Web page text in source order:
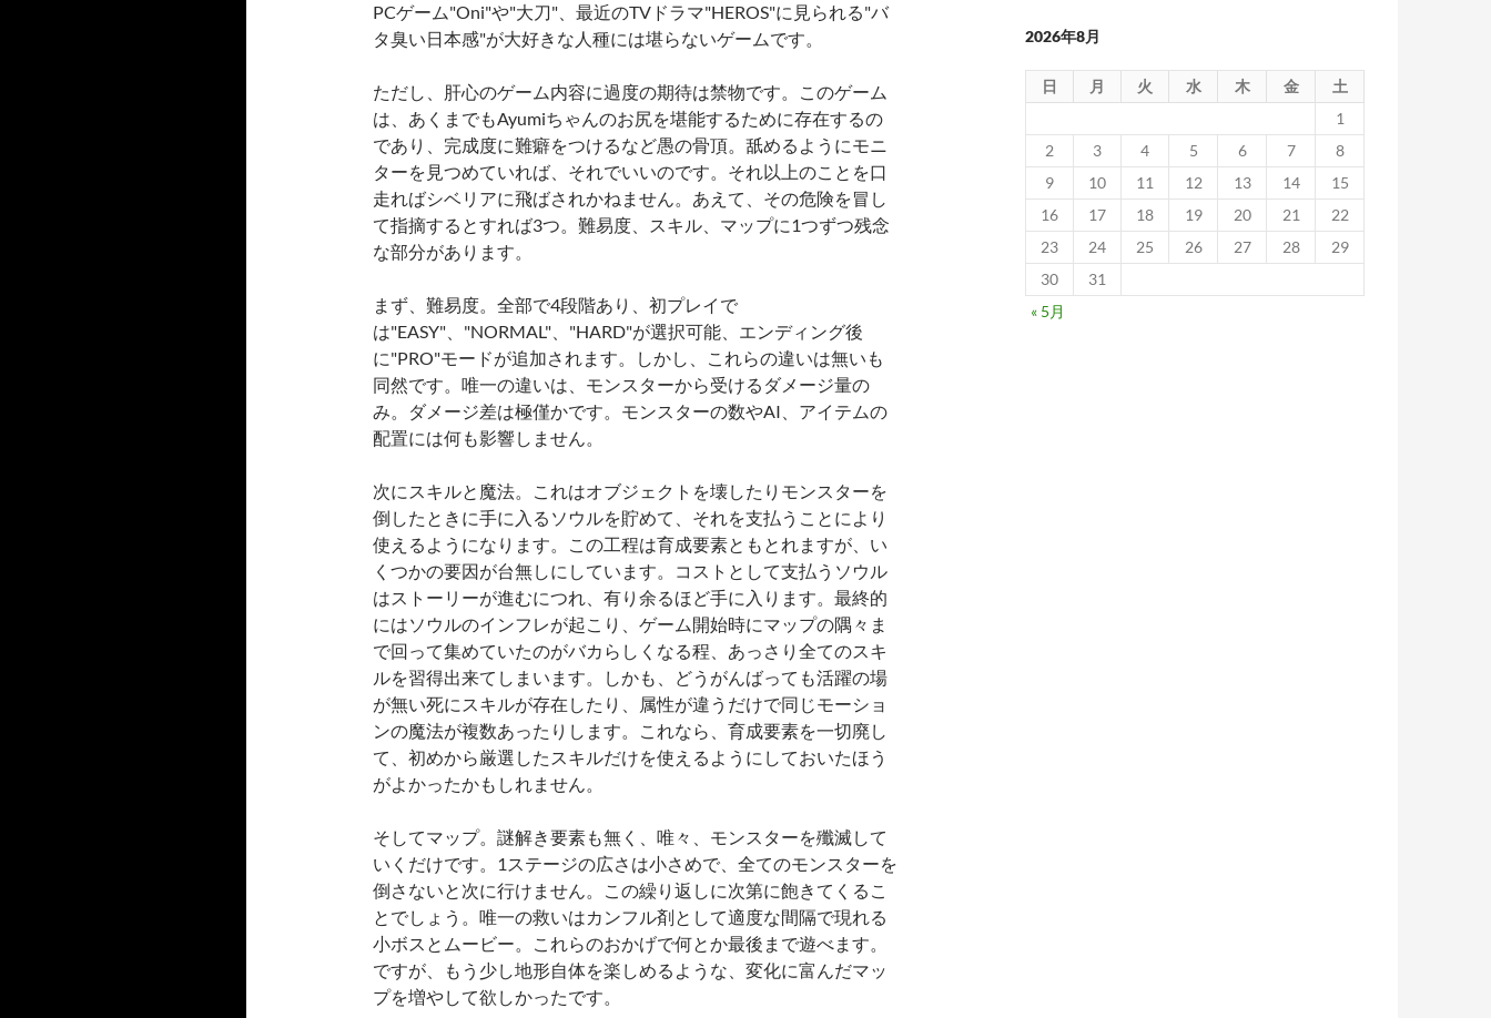
PCゲーム"Oni"や"大刀"、最近のTVドラマ"HEROS"に見られる"バ
タ臭い日本感"が大好きな人種には堪らないゲームです。
ただし、肝心のゲーム内容に過度の期待は禁物です。このゲーム
は、あくまでもAyumiちゃんのお尻を堪能するために存在するの
であり、完成度に難癖をつけるなど愚の骨頂。舐めるようにモニ
ターを見つめていれば、それでいいのです。それ以上のことを口
走ればシベリアに飛ばされかねません。あえて、その危険を冒し
て指摘するとすれば3つ。難易度、スキル、マップに1つずつ残念
な部分があります。
まず、難易度。全部で4段階あり、初プレイで
は"EASY"、"NORMAL"、"HARD"が選択可能、エンディング後
に"PRO"モードが追加されます。しかし、これらの違いは無いも
同然です。唯一の違いは、モンスターから受けるダメージ量の
み。ダメージ差は極僅かです。モンスターの数やAI、アイテムの
配置には何も影響しません。
次にスキルと魔法。これはオブジェクトを壊したりモンスターを
倒したときに手に入るソウルを貯めて、それを支払うことにより
使えるようになります。この工程は育成要素ともとれますが、い
くつかの要因が台無しにしています。コストとして支払うソウル
はストーリーが進むにつれ、有り余るほど手に入ります。最終的
にはソウルのインフレが起こり、ゲーム開始時にマップの隅々ま
で回って集めていたのがバカらしくなる程、あっさり全てのスキ
ルを習得出来てしまいます。しかも、どうがんばっても活躍の場
が無い死にスキルが存在したり、属性が違うだけで同じモーショ
ンの魔法が複数あったりします。これなら、育成要素を一切廃し
て、初めから厳選したスキルだけを使えるようにしておいたほう
がよかったかもしれません。
そしてマップ。謎解き要素も無く、唯々、モンスターを殲滅して
いくだけです。1ステージの広さは小さめで、全てのモンスターを
倒さないと次に行けません。この繰り返しに次第に飽きてくるこ
とでしょう。唯一の救いはカンフル剤として適度な間隔で現れる
小ボスとムービー。これらのおかげで何とか最後まで遊べます。
ですが、もう少し地形自体を楽しめるような、変化に富んだマッ
プを増やして欲しかったです。
2026年8月
日 月 火 水 木 金
土
1
2
3 4 5 6 7
8
9
10 11 12 13 14
15
16
17 18 19 20 21
22
23
24 25 26 27 28
29
30
31
« 5月